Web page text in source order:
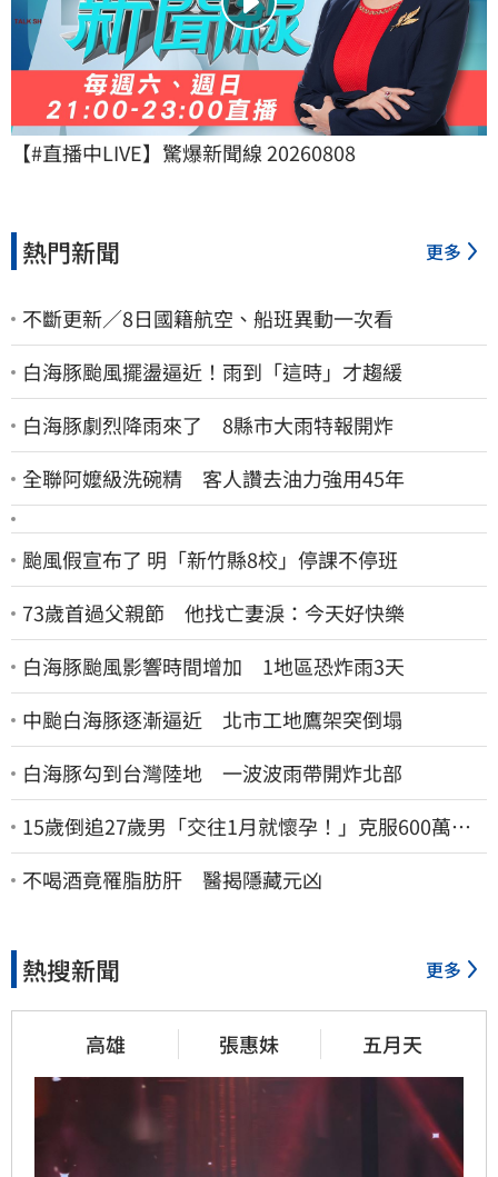
【#直播中LIVE】驚爆新聞線 20260808
熱門新聞 更多
不斷更新／8日國籍航空、船班異動一次看
白海豚颱風擺盪逼近！雨到「這時」才趨緩
白海豚劇烈降雨來了 8縣市大雨特報開炸
全聯阿嬤級洗碗精 客人讚去油力強用45年
颱風假宣布了 明「新竹縣8校」停課不停班
73歲首過父親節 他找亡妻淚：今天好快樂
白海豚颱風影響時間增加 1地區恐炸雨3天
中颱白海豚逐漸逼近 北市工地鷹架突倒塌
白海豚勾到台灣陸地 一波波雨帶開炸北部
15歲倒追27歲男「交往1月就懷孕！」克服600萬債
務 36歲美魔女當阿嬤了
不喝酒竟罹脂肪肝 醫揭隱藏元凶
熱搜新聞 更多
高雄 張惠妹 五月天